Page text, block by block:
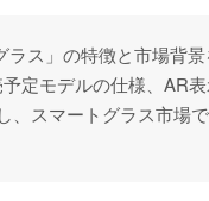
ス」の特徴と市場背
定モデルの仕様、AR
、スマートグラス市場